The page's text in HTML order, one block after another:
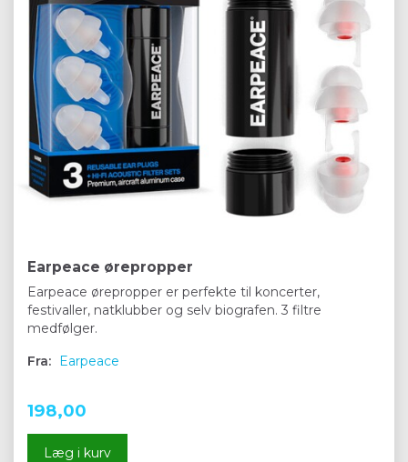
Earpeace ørepropper
Earpeace ørepropper er perfekte til koncerter,
festivaller, natklubber og selv biografen. 3 filtre
medfølger.
Fra: Earpeace
198,00
Læg i kurv